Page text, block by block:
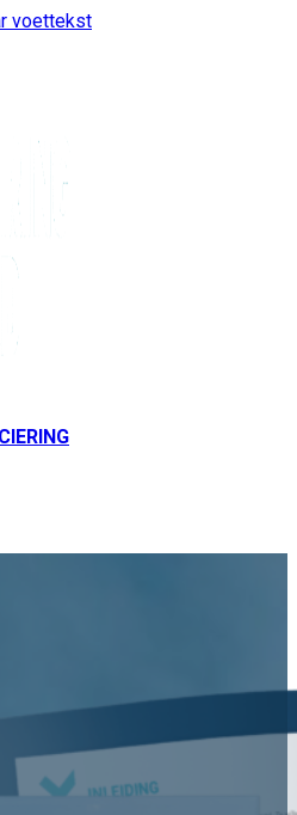
voettekst